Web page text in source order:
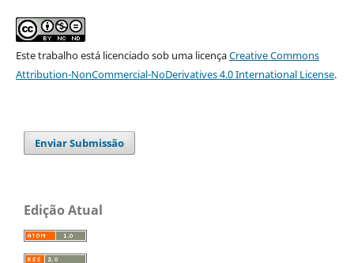
Este trabalho está licenciado sob uma licençaCreative Commons
Attribution-NonCommercial-NoDerivatives 4.0 International License.
Enviar Submissão
Edição Atual